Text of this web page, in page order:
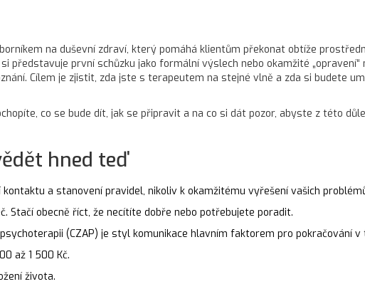
na duševní zdraví, který pomáhá klientům překonat obtíže
představuje první schůzku jako formální výslech nebo okamžité „opravení“
Cílem je zjistit, zda jste s terapeutem na stejné vlně a zda si budete
co se bude dít, jak se připravit a na co si dát pozor, abyste z této
hned teď
a stanovení pravidel, nikoliv k okamžitému vyřešení vašich
Stačí obecně říct, že necítíte dobře nebo potřebujete poradit.
(CZAP) je styl komunikace hlavním faktorem pro pokračování v
až 1 500 Kč.
života.